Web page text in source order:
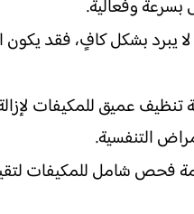
وفعالية.
يبرد بشكل كافٍ، فقد
تنظيف عميق للمكيفات
التنفسية.
فحص شامل للمكيفات